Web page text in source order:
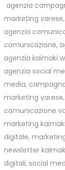
agenzia
marketing varese,
agenzia
comunicazione,
agenzia kaimaki
agenzia social
media,
marketing varese,
comunicazione
marketing kaimaki
digitale,
newsletter
digitali, social